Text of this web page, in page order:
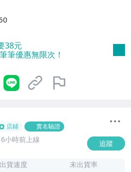
【單件運費$120、滿5件
38元
筆優惠無限次！
店鋪 實名驗證
小時前上線 追蹤
出貨速度 未出貨率